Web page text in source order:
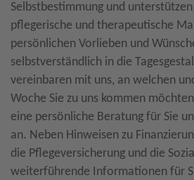
Selbstbestimmung und
pflegerische und therapeutische
persönlichen Vorlieben und
selbstverständlich in die
vereinbaren mit uns, an welchen
Woche Sie zu uns kommen
eine persönliche Beratung für Sie
an. Neben Hinweisen zu
die Pflegeversicherung und die
weiterführende Informationen für